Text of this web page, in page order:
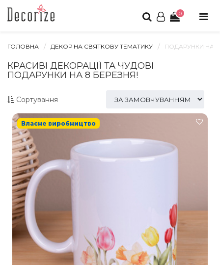
0
ГОЛОВНА ДЕКОР НА СВЯТКОВУ ТЕМАТИКУ ПОДАРУНКИ НА
КРАСИВІ ДЕКОРАЦІЇ ТА ЧУДОВІ
ПОДАРУНКИ НА 8 БЕРЕЗНЯ!
Сортування
Власне виробництво